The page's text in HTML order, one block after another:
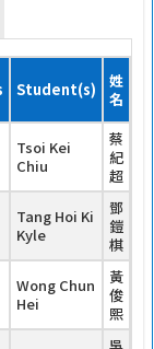
Student(s)
姓
名
Tsoi Kei
Chiu
蔡
紀
超
Tang Hoi Ki
Kyle
鄧
鎧
棋
Wong Chun
Hei
黃
俊
熙
吳